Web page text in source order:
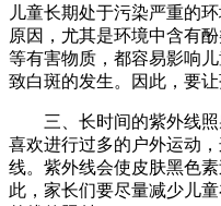
儿童长期处于污染严重的
原因，尤其是环境中含有
等有害物质，都容易影响
致白斑的发生。因此，要
三、长时间的紫外线照
喜欢进行过多的户外运动
线。紫外线会使皮肤黑色
此，家长们要尽量减少儿